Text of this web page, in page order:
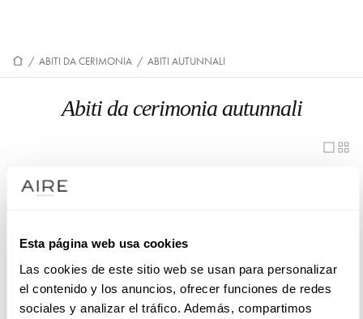
Esta página web usa cookies
Las cookies de este sitio web se usan para personalizar
el contenido y los anuncios, ofrecer funciones de redes
sociales y analizar el tráfico. Además, compartimos
/ ABITI DA CERIMONIA / ABITI AUTUNNALI
Abiti da cerimonia autunnali
1U36
1UA8
1U74
1U63
1UB4
1U37